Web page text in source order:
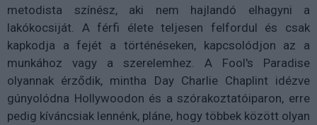
metodista színész, aki nem hajlandó elhagyni a
lakókocsiját. A férfi élete teljesen felfordul és csak
kapkodja a fejét a történéseken, kapcsolódjon az a
munkához vagy a szerelemhez. A Fool's Paradise
olyannak érződik, mintha Day Charlie Chaplint idézve
gúnyolódna Hollywoodon és a szórakoztatóiparon, erre
pedig kíváncsiak lennénk, pláne, hogy többek között olyan